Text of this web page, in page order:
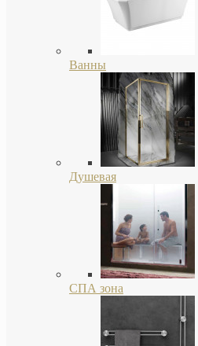
Ванны
Душевая
СПА зона